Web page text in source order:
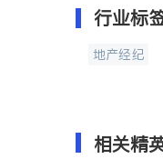
行业标
地产经纪
相关精